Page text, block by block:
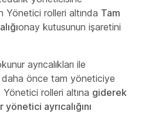
Yönetici rolleri altında Tam
onay kutusunun işaretini
ayrıcalıkları ile
daha önce tam yöneticiye
rolleri altına giderek
ayrıcalığını